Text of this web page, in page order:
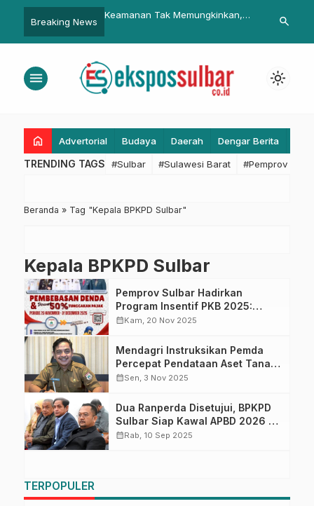
Breaking News
Petugas Jaga
Ketupat Marano
Keamanan Tak Memungkinkan,
Akselerasi
KDMP
search
menu light_mode
home Advertorial Budaya Daerah Dengar Berita
TRENDING TAGS #Sulbar #Sulawesi Barat #Pemprov
Beranda » Tag "Kepala BPKPD Sulbar"
Kepala BPKPD Sulbar
Pemprov Sulbar Hadirkan
Program Insentif PKB 2025:
Masyarakat Diimbau Manfaatkan
calendar_monthKam, 20 Nov 2025
Mendagri Instruksikan Pemda
Percepat Pendataan Aset Tanah:
BPKPD Sulbar Siap Tuntaskan
Putih
calendar_monthSen, 3 Nov 2025
Dua Ranperda Disetujui, BPKPD
Sulbar Siap Kawal APBD 2026 di
Tengah Penurunan Anggaran
calendar_monthRab, 10 Sep 2025
TERPOPULER